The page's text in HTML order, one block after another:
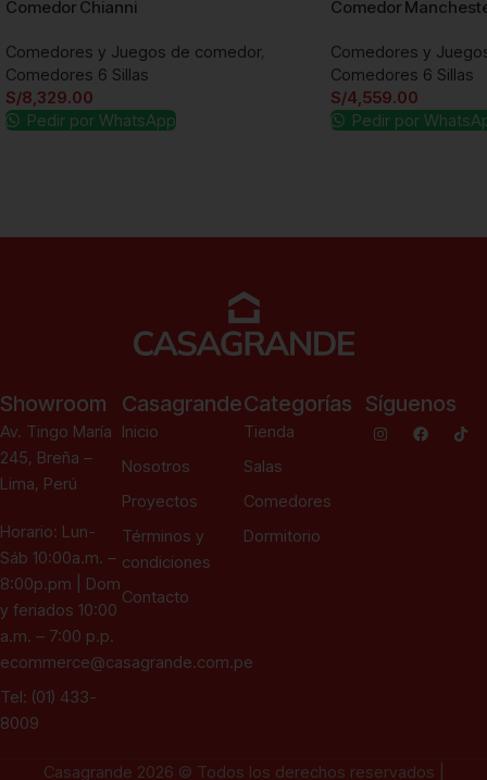
Comedor Chianni
Comedores y Juegos de comedor,
Comedores 6 Sillas
S/8,329.00
Pedir por WhatsApp
Comedor
Comedores y
Comedores 6 Sillas
S/4,559.00
Pedir por
Showroom
Av. Tingo María
245, Breña –
Lima, Perú
Horario: Lun-
Sáb 10:00a.m. –
8:00p.pm | Dom
y feriados 10:00
a.m. – 7:00 p.p.
ecommerce@casagrande.com.pe
Tel: (01) 433-
8009
Casagrande
Inicio
Nosotros
Proyectos
Términos y
condiciones
Contacto
Categorías
Tienda
Salas
Comedores
Dormitorio
Síguenos
Casagrande 2026 © Todos los derechos reservados |